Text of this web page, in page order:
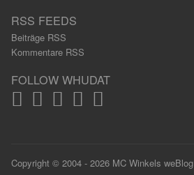
RSS FEEDS
Beiträge RSS
Kommentare RSS
FOLLOW WHUDAT
Copyright © 2004 - 2026 MC Winkels weBlog